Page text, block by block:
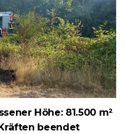
Höhe: 81.500 m²
beendet